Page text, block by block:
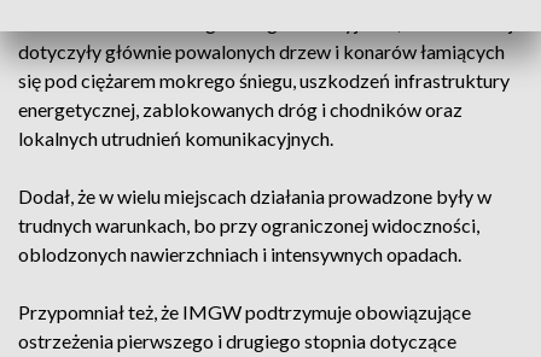
dotyczyły głównie powalonych drzew i konarów łamiących
się pod ciężarem mokrego śniegu, uszkodzeń infrastruktury
energetycznej, zablokowanych dróg i chodników oraz
lokalnych utrudnień komunikacyjnych.
Dodał, że w wielu miejscach działania prowadzone były w
trudnych warunkach, bo przy ograniczonej widoczności,
oblodzonych nawierzchniach i intensywnych opadach.
Przypomniał też, że IMGW podtrzymuje obowiązujące
ostrzeżenia pierwszego i drugiego stopnia dotyczące